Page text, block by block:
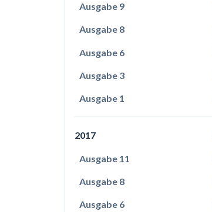
Ausgabe 9
Ausgabe 8
Ausgabe 6
Ausgabe 3
Ausgabe 1
2017
Ausgabe 11
Ausgabe 8
Ausgabe 6